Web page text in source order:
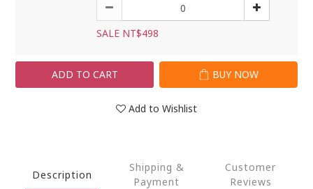
SALE NT$498
ADD TO CART BUY NOW
Add to Wishlist
Description
Shipping &
Payment
Customer
Reviews